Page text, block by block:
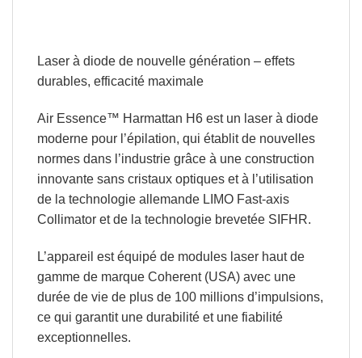
Laser à diode de nouvelle génération – effets
durables, efficacité maximale
Air Essence™ Harmattan H6 est un laser à diode
moderne pour l’épilation, qui établit de nouvelles
normes dans l’industriegrâce à une construction
innovante sans cristaux optiques et à l’utilisation
de la technologie allemande LIMO Fast-axis
Collimator et de la technologie brevetée SIFHR.
L’appareil est équipé de modules laser haut de
gamme de marque Coherent (USA)avec une
durée de vie de plus de 100 millions d’impulsions,
ce qui garantit une durabilité et une fiabilité
exceptionnelles.